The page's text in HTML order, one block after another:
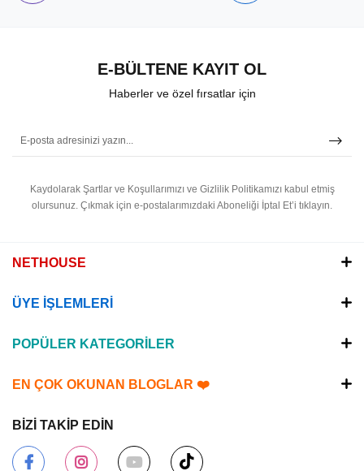
E-BÜLTENE KAYIT OL
Haberler ve özel fırsatlar için
Kaydolarak Şartlar ve Koşullarımızı ve Gizlilik Politikamızı kabul etmiş
olursunuz. Çıkmak için e-postalarımızdaki Aboneliği İptal Et’i tıklayın.
NETHOUSE
ÜYE İŞLEMLERİ
POPÜLER KATEGORİLER
EN ÇOK OKUNAN BLOGLAR ❤️
BİZİ TAKİP EDİN